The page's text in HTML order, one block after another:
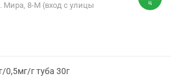
Мира, 8-М (вход с улицы
0,5мг/г туба 30г